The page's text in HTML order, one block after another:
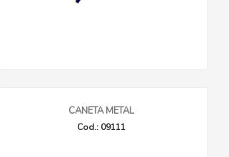
CANETA METAL
Cod.: 09111